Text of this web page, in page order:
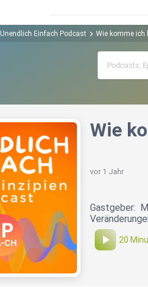
Unendlich Einfach Podcast Wie komme ich
Wie
vor 1 Jahr
Gastgeber:
20